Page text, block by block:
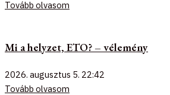
Tovább olvasom
Mi a helyzet, ETO? – vélemény
2026. augusztus 5. 22:42
Tovább olvasom